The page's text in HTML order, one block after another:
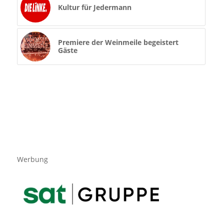
Kultur für Jedermann
Premiere der Weinmeile begeistert
Gäste
Werbung